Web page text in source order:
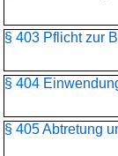
§ 403 Pflicht zur
§ 404
§ 405 Abtretung